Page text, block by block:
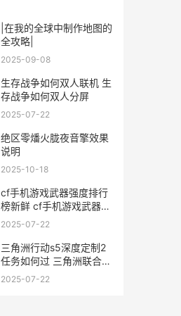
|在我的全球中制作地图的
全攻略|
2025-09-08
生存战争如何双人联机 生
存战争如何双人分屏
2025-07-22
绝区零燔火胧夜音擎效果
说明
2025-10-18
cf手机游戏武器强度排行
榜新鲜 cf手机游戏武器大
全
2025-07-22
三角洲行动s5深度定制2
任务如何过 三角洲联合行
动
2025-07-22